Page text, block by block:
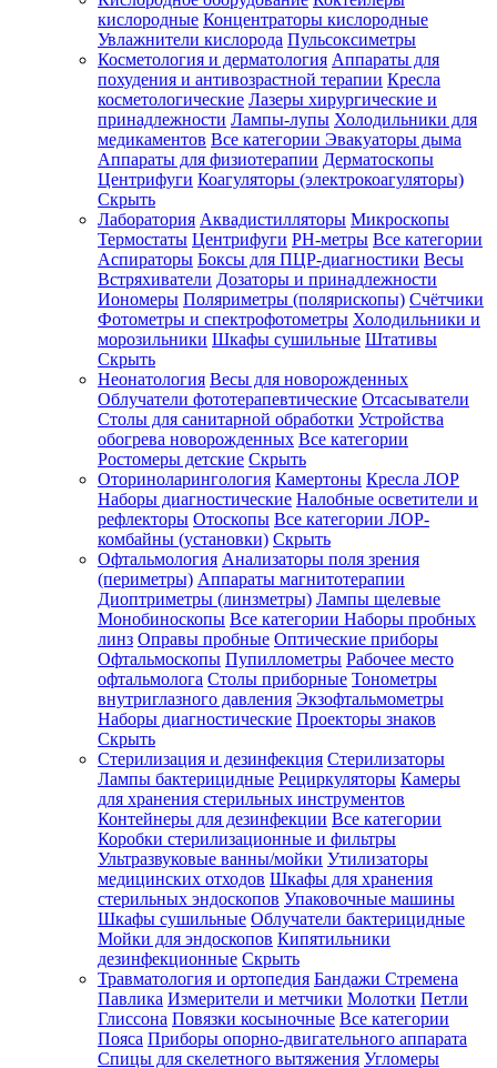
Зарегистрироваться
Зачем
регистрироваться?
Все
покупки
одном
месте
Личный
менеджер
Отслеживание
статуса
заказа
кислородные Концентраторы кислородные
Увлажнители кислорода Пульсоксиметры
Косметология и дерматология Аппараты для
похудения и антивозрастной терапии Кресла
косметологические Лазеры хирургические и
принадлежности Лампы-лупы Холодильники для
медикаментов Все категории Эвакуаторы дыма
Аппараты для физиотерапии Дерматоскопы
Центрифуги Коагуляторы (электрокоагуляторы)
Скрыть
Лаборатория Аквадистилляторы Микроскопы
Термостаты Центрифуги PH-метры Все категории
Аспираторы Боксы для ПЦР-диагностики Весы
Встряхиватели Дозаторы и принадлежности
Иономеры Поляриметры (полярископы) Счётчики
Фотометры и спектрофотометры Холодильники и
морозильники Шкафы сушильные Штативы
Скрыть
Неонатология Весы для новорожденных
Облучатели фототерапевтические Отсасыватели
Столы для санитарной обработки Устройства
обогрева новорожденных Все категории
Ростомеры детские Скрыть
Оториноларингология Камертоны Кресла ЛОР
Наборы диагностические Налобные осветители и
рефлекторы Отоскопы Все категории ЛОР-
комбайны (установки) Скрыть
Офтальмология Анализаторы поля зрения
(периметры) Аппараты магнитотерапии
Диоптриметры (линзметры) Лампы щелевые
Монобиноскопы Все категории Наборы пробных
линз Оправы пробные Оптические приборы
Офтальмоскопы Пупиллометры Рабочее место
офтальмолога Столы приборные Тонометры
внутриглазного давления Экзофтальмометры
Наборы диагностические Проекторы знаков
Скрыть
Стерилизация и дезинфекция Стерилизаторы
Лампы бактерицидные Рециркуляторы Камеры
для хранения стерильных инструментов
Контейнеры для дезинфекции Все категории
Коробки стерилизационные и фильтры
Ультразвуковые ванны/мойки Утилизаторы
медицинских отходов Шкафы для хранения
стерильных эндоскопов Упаковочные машины
Шкафы сушильные Облучатели бактерицидные
Мойки для эндоскопов Кипятильники
дезинфекционные Скрыть
Травматология и ортопедия Бандажи Стремена
Павлика Измерители и метчики Молотки Петли
Глиссона Повязки косыночные Все категории
Пояса Приборы опорно-двигательного аппарата
Спицы для скелетного вытяжения Угломеры